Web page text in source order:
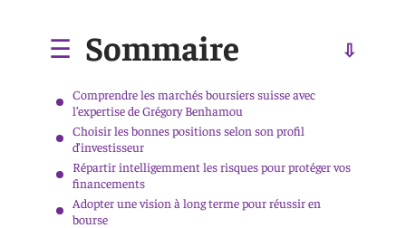
Sommaire
Comprendre les marchés boursiers suisse avec
l’expertise de Grégory Benhamou
Choisir les bonnes positions selon son profil
d’investisseur
Répartir intelligemment les risques pour protéger vos
financements
Adopter une vision à long terme pour réussir en
bourse